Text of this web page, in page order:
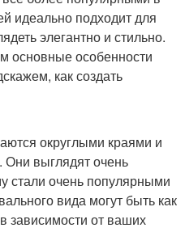
идеально подходит для
элегантно и стильно.
основные особенности
как создать
округлыми краями и
Они выглядят очень
стали очень популярными
вида могут быть как
зависимости от ваших